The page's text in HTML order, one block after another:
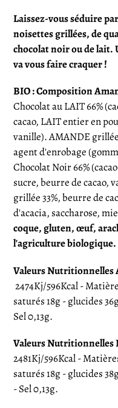
panier
Laissez-vous séduire
noisettes grillées, de
chocolat noir ou de lait.
va vous faire craquer !
BIO : Composition
Chocolat au LAIT 66%
cacao, LAIT entier en
vanille).AMANDE
agent d'enrobage
Chocolat Noir 66%
sucre, beurre de cacao,
grillée 33%, beurre de
d'acacia, saccharose,
coque, gluten, œuf,
l'agriculture biologique.
Valeurs Nutritionnelles
2474Kj/596Kcal -
saturés 18g - glucides
Sel 0,13g.
Valeurs Nutritionnelles
2481Kj/596Kcal -
saturés 18g - glucides
- Sel 0,13g.